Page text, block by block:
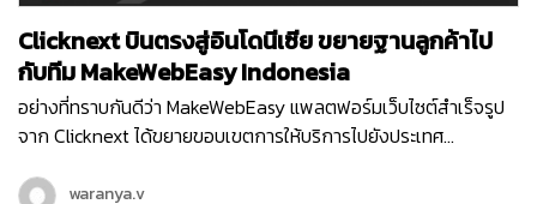
Clicknext บินตรงสู่อินโดนีเซีย ขยายฐานลูกค้าไป
กับทีม MakeWebEasy Indonesia
อย่างที่ทราบกันดีว่า MakeWebEasy แพลตฟอร์มเว็บไซต์สำเร็จรูป
จาก Clicknext ได้ขยายขอบเขตการให้บริการไปยังประเทศ
และการลงทุนดาวเด่นของ South East Asia ตั้งแต่เดือนกุมภาพันธ์
waranya.v